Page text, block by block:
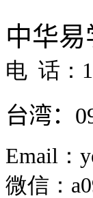
中华易
电 话：
台湾：
Email：
微信 ：